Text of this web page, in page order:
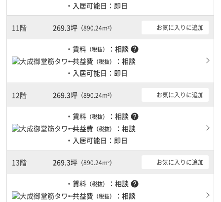
・入居可能日：即日
11階 269.3坪 （890.24m²） お気に入りに追加
・賃料 （税抜） ：相談 help
・共益費 （税抜）
：相談
・入居可能日：即日
12階 269.3坪 （890.24m²） お気に入りに追加
・賃料 （税抜） ：相談 help
・共益費 （税抜）
：相談
・入居可能日：即日
13階 269.3坪 （890.24m²） お気に入りに追加
・賃料 （税抜） ：相談 help
・共益費 （税抜）
：相談